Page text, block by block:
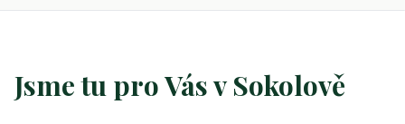
Jsme tu pro Vás v Sokolově